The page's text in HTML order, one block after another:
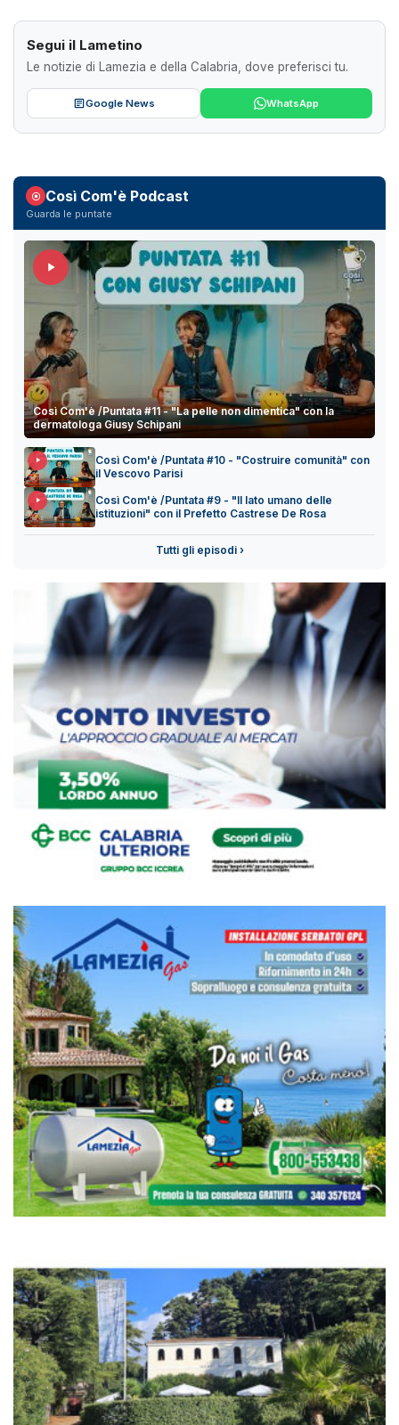
Segui il Lametino
Le notizie di Lamezia e della Calabria, dove preferisci tu.
Google News WhatsApp
Così Com'è Podcast
Guarda le puntate
Così Com'è /Puntata #11 - "La pelle non dimentica" con la
dermatologa Giusy Schipani
Così Com'è /Puntata #10 - "Costruire comunità" con
il Vescovo Parisi
Così Com'è /Puntata #9 - "Il lato umano delle
istituzioni" con il Prefetto Castrese De Rosa
Tutti gli episodi ›